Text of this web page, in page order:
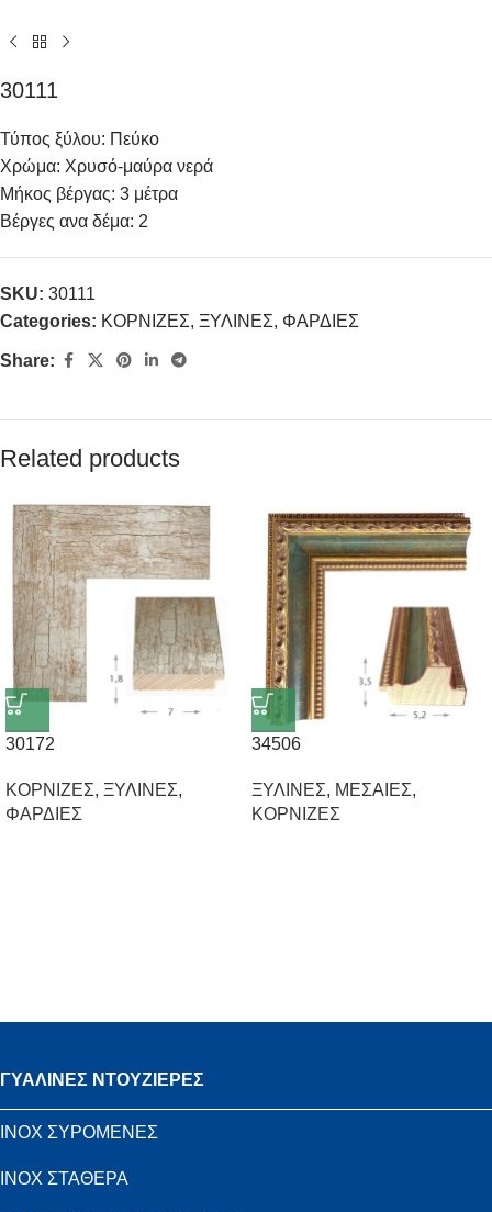
30111
Τύπος ξύλου: Πεύκο
Χρώμα: Χρυσό-μαύρα νερά
Μήκος βέργας: 3 μέτρα
Βέργες ανα δέμα: 2
SKU: 30111
Categories: ΚΟΡΝΙΖΕΣ, ΞΥΛΙΝΕΣ, ΦΑΡΔΙΕΣ
Share:
Related products
30172
ΚΟΡΝΙΖΕΣ, ΞΥΛΙΝΕΣ,
ΦΑΡΔΙΕΣ
34506
ΞΥΛΙΝΕΣ, ΜΕΣΑΙΕΣ,
ΚΟΡΝΙΖΕΣ
ΓΥΑΛΙΝΕΣ ΝΤΟΥΖΙΕΡΕΣ
INOX ΣΥΡΟΜΕΝΕΣ
INOX ΣΤΑΘΕΡΑ